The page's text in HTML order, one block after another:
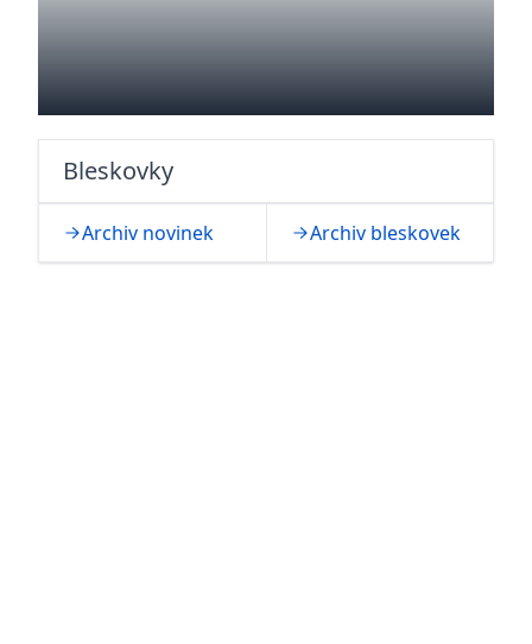
Bleskovky
Archiv novinek Archiv bleskovek